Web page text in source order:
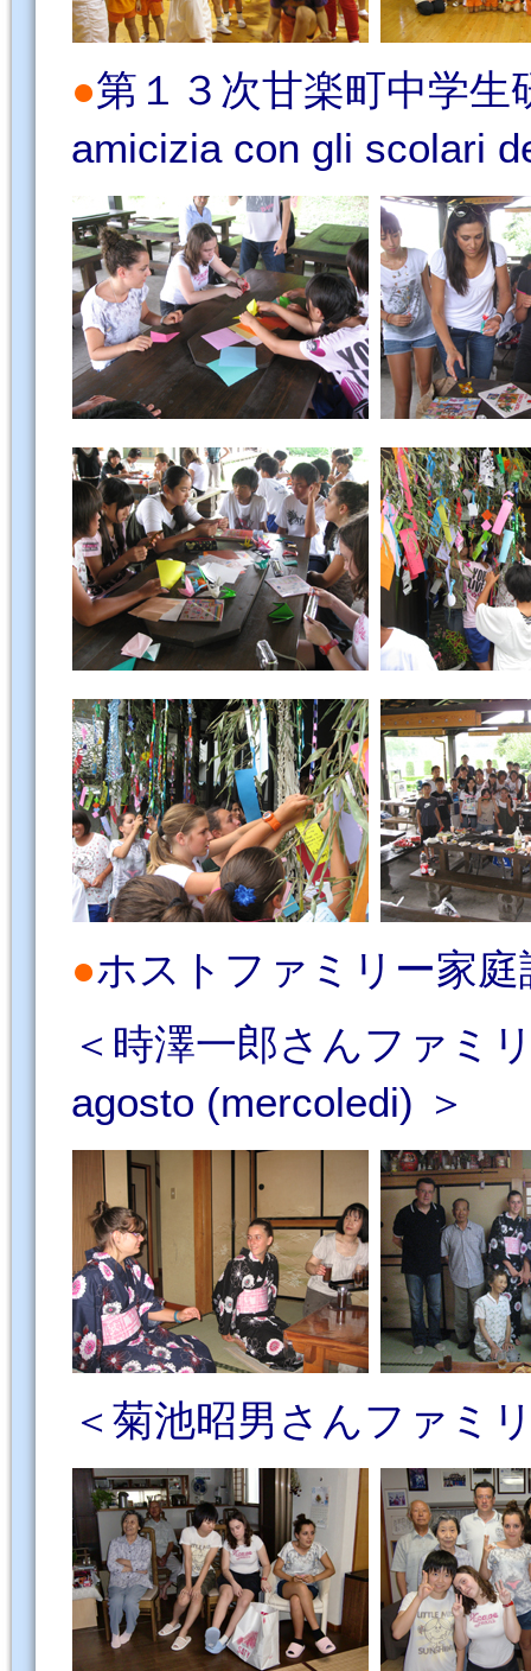
●第１３次甘楽町中学生
amicizia con gli scolari
●ホストファミリー家
＜時澤一郎さんファミ
agosto (mercoledi) ＞
＜菊池昭男さんファミ